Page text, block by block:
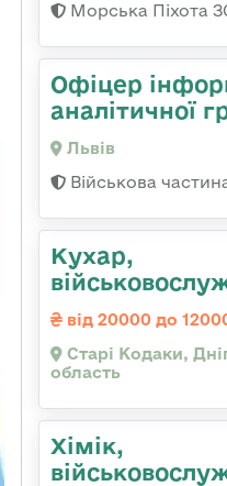
Морська Піхота
Офіцер
аналітичної
Львів
Військова
Кухар,
від 20000 до
Старі Кодаки,
область
Хімік,